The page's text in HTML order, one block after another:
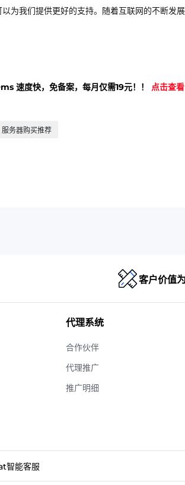
为我们提供更好的支持。随着互联网的不断发
速度快，免备案，每月仅需19元！！ 点击查看
服务器购买推荐
客户价值
代理系统
合作伙伴
代理推广
推广明细
智能客服